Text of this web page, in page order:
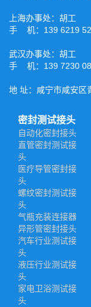
上海办事处：胡工
手 机：139 6219
武汉办事处：胡工
手 机：139 7230
地 址：咸宁市咸安区
密封测试接头
自动化密封接头
直管密封测试接
头
医疗导管密封接
头
螺纹密封测试接
头
气瓶充装连接器
异形管密封接头
汽车行业测试接
头
液压行业测试接
头
家电卫浴测试接
头